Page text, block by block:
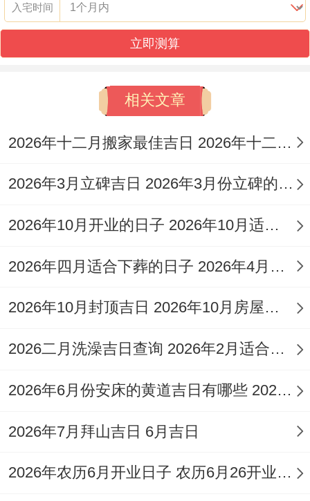
择2026年3月22日（农历二月初四,星期日）
择2026年3月23日（农历二月初五，星期
择2026年3月28日（农历二月初十；星期
六）
这些日子的选择不仅考虑了黄历的宜忌 还结
性！3月2日是黄道日，值神为司命，适合入
的日子！
吉日的选择依据
大家可能不知道，日的选择重要依据黄历的
法、包含了每日的吉凶信息，其中「宜」表
入宅时间
立即测算
相关文章
2026年十二月搬家最佳吉日 2026年十二月二十六号搬家好吗
2026年3月立碑吉日 2026年3月份立碑的黄道吉日
2026年10月开业的日子 2026年10月适合开业的日子和时间
2026年四月适合下葬的日子 2026年4月宜下葬的日子
2026年10月封顶吉日 2026年10月房屋封顶吉日
2026二月洗澡吉日查询 2026年2月适合洗澡的日子
2026年6月份安床的黄道吉日有哪些 2026年6月哪天适合安床
2026年7月拜山吉日 6月吉日
2026年农历6月开业日子 农历6月26开业好吗